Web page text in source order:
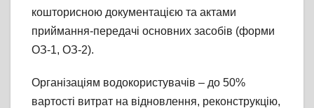
кошторисною документацією та актами
приймання-передачі основних засобів (форми
ОЗ-1, ОЗ-2).
Організаціям водокористувачів – до 50%
вартості витрат на відновлення, реконструкцію,